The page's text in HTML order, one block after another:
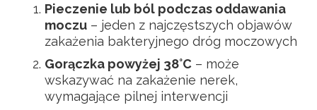
Pieczenie lub ból podczas oddawania
moczu – jeden z najczęstszych objawów
zakażenia bakteryjnego dróg moczowych
Gorączka powyżej 38°C – może
wskazywać na zakażenie nerek,
wymagające pilnej interwencji